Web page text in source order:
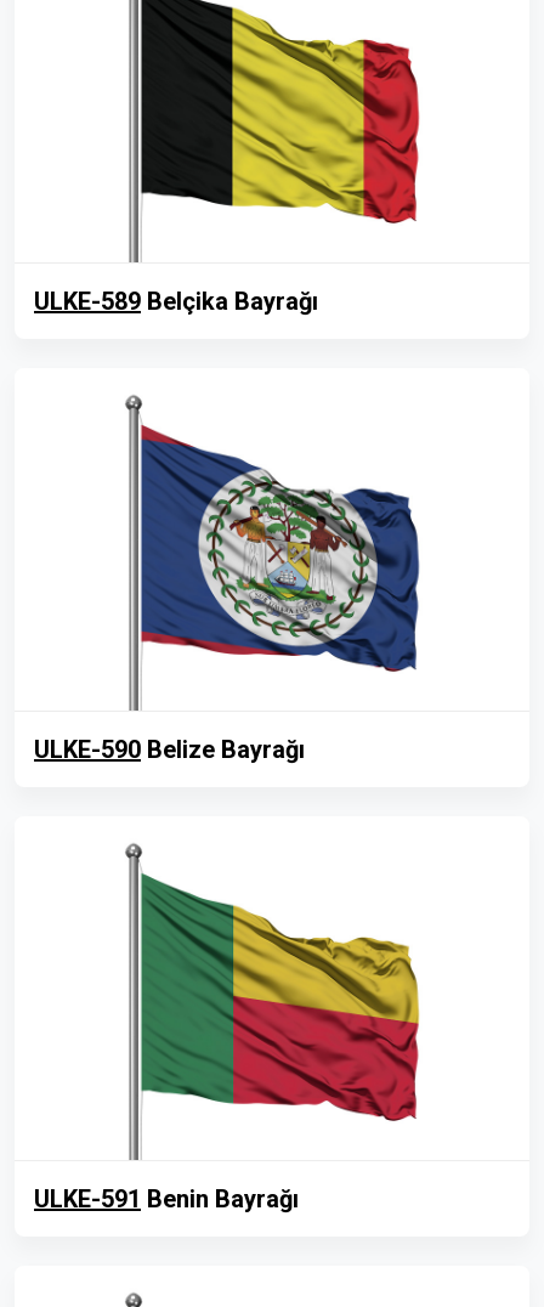
ULKE-589 Belçika Bayrağı
ULKE-590 Belize Bayrağı
ULKE-591 Benin Bayrağı